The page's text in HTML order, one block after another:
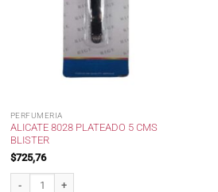
PERFUMERIA
ALICATE 8028 PLATEADO 5 CMS
BLISTER
$725,76
Alicate 8028 Plateado 5 cms Blister cantidad